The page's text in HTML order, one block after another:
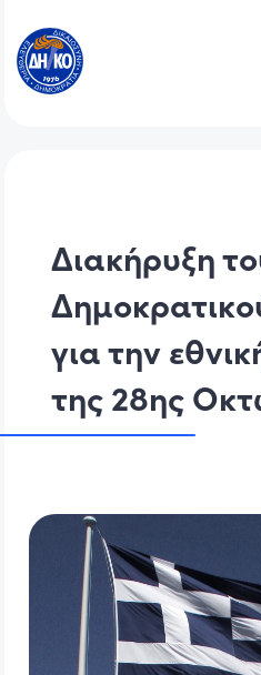
Διακήρυξη
για την
της 28ης